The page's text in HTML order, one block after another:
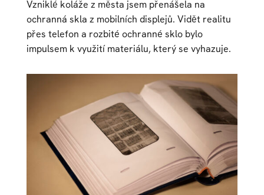
Vzniklé koláže z města jsem přenášela na
ochranná skla z mobilních displejů. Vidět realitu
přes telefon a rozbité ochranné sklo bylo
impulsem k využití materiálu, který se vyhazuje.